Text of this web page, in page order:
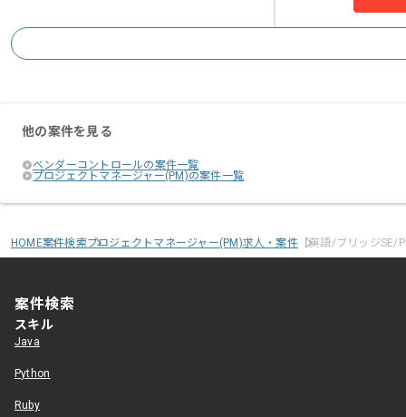
英会話経験を活かしたい方におすすめ
他の案件を見る
ベンダーコントロールの案件一覧
プロジェクトマネージャー(PM)の案件一覧
HOME案件検索プロジェクトマネージャー(PM)求人・案件【英語/ブリッジSE/
案件検索
スキル
Java
Python
Ruby